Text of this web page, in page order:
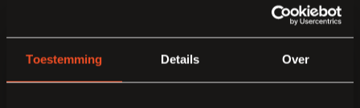
Toestemming Details Over